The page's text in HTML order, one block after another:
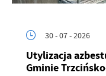
30 - 07 - 2026
Utylizacja
Gminie